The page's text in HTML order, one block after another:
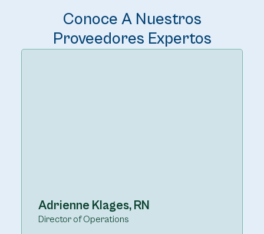
Conoce A Nuestros
Proveedores Expertos
Adrienne Klages, RN
Director of Operations